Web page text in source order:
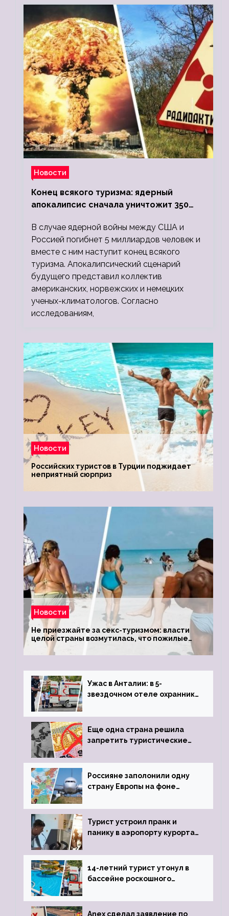
Новости
Конец всякого туризма: ядерный
апокалипсис сначала уничтожит 350
людей
В случае ядерной войны между США и
Россией погибнет 5 миллиардов человек и
вместе с ним наступит конец всякого
туризма. Апокалипсический сценарий
будущего представил коллектив
американских, норвежских и немецких
ученых-климатологов. Согласно
исследованиям,
Новости
Российских туристов в Турции поджидает
неприятный сюрприз
Новости
Не приезжайте за секс-туризмом: власти
целой страны возмутилась, что пожилые
туристки массово едут к ним, чтобы
обзавестись молодыми любовниками
Ужас в Анталии: в 5-
звездочном отеле охранник
пистолета
Еще одна страна решила
запретить туристические
Россияне заполонили одну
страну Европы на фоне
виз
Турист устроил пранк и
панику в аэропорту курорта,
задержке рейса
14-летний турист утонул в
бассейне роскошного
Anex сделал заявление по